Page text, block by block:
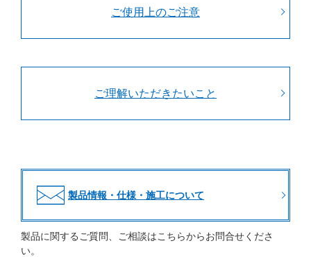
ご使用上のご注意
ご理解いただきたいこと
製品情報・仕様・施工について
製品に関するご質問、ご相談はこちらからお問合せくださ
い。